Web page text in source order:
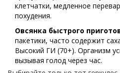
клетчатки, медленное
похудения.
Овсянка быстрого
пакетики, часто содержит
Высокий ГИ (70+). Организм
вызывая голод через час.